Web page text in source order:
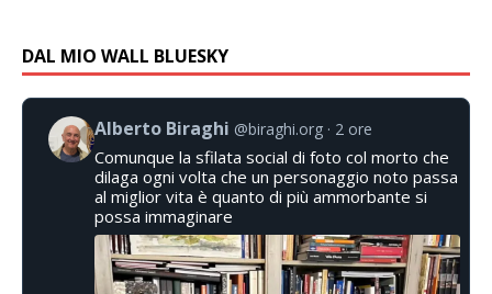
DAL MIO WALL BLUESKY
Alberto Biraghi @biraghi.org 2 ore
Comunque la sfilata social di foto col morto che
dilaga ogni volta che un personaggio noto passa
al miglior vita è quanto di più ammorbante si
possa immaginare